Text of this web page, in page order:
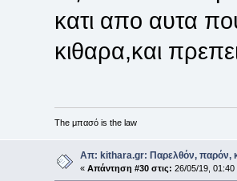
κατι απο αυτα
κιθαρα,και
The μπασό is the law
Απ: kithara.gr: Παρελθόν, παρόν,
« Απάντηση #30 στις: 26/05/19, 01:40